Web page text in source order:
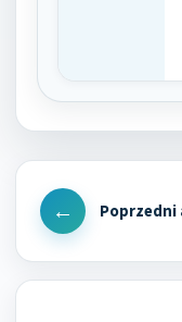
Nawigacja
wpisu
Previous